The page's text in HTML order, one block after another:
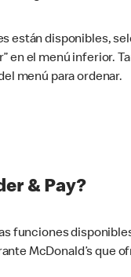
están disponibles,
el menú inferior.
menú para ordenar.
& Pay?
funciones
McDonald’s que